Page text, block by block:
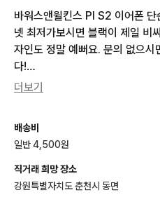
바워스앤윌킨스 PI S2 이어폰
넷 최저가보시면 블랙이 제일 비
자인도 정말 예뻐요. 문의 없으시
다!
박스는 없어서 저렴히 드려요~~
더보기
배송비
일반 4,500원
직거래 희망 장소
강원특별자치도 춘천시 동면